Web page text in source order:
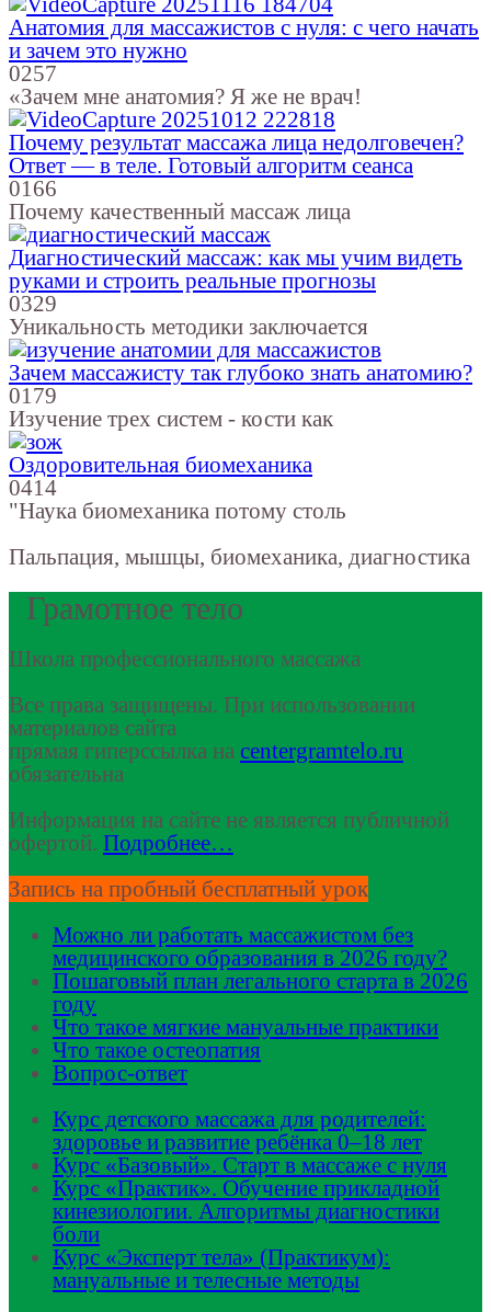
Анатомия для массажистов с нуля: с чего начать
и зачем это нужно
0257
«Зачем мне анатомия? Я же не врач!
Почему результат массажа лица недолговечен?
Ответ — в теле. Готовый алгоритм сеанса
0166
Почему качественный массаж лица
Диагностический массаж: как мы учим видеть
руками и строить реальные прогнозы
0329
Уникальность методики заключается
Зачем массажисту так глубоко знать анатомию?
0179
Изучение трех систем - кости как
Оздоровительная биомеханика
0414
"Наука биомеханика потому столь
Пальпация, мышцы, биомеханика, диагностика
Грамотное тело
Школа профессионального массажа
Все права защищены. При использовании
материалов сайта
прямая гиперссылка на centergramtelo.ru
обязательна
Информация на сайте не является публичной
офертой. Подробнее…
Запись на пробный бесплатный урок
Можно ли работать массажистом без
медицинского образования в 2026 году?
Пошаговый план легального старта в 2026
году
Что такое мягкие мануальные практики
Что такое остеопатия
Вопрос-ответ
Курс детского массажа для родителей:
здоровье и развитие ребёнка 0–18 лет
Курс «Базовый». Старт в массаже с нуля
Курс «Практик». Обучение прикладной
кинезиологии. Алгоритмы диагностики
боли
Курс «Эксперт тела» (Практикум):
мануальные и телесные методы